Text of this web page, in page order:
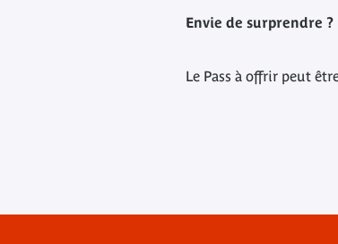
Envie de surprendre ?
Le Pass à offrir peut